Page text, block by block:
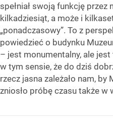
spełniał swoją funkcję przez
kilkadziesiąt, a może i
„ponadczasowy”. To z
powiedzieć o budynku
– jest monumentalny, ale
w tym sensie, że do dziś
rzecz jasna zależało nam,
zniosło próbę czasu także w